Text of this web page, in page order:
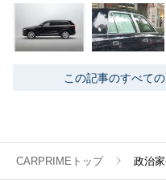
この記事のすべて
CARPRIMEトップ 政治